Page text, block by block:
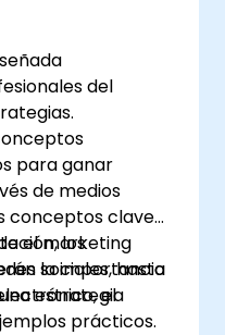
del
para ganar
de medios
conceptos clave
el marketing
sociales, hasta
el
los
la importancia
estrategia
prácticos.